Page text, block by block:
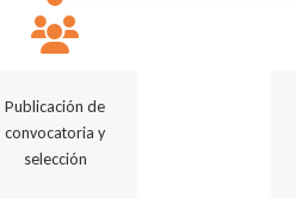
Publicación de
convocatoria y
selección